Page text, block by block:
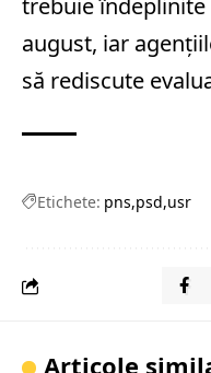
trebuie
august, iar
să rediscute
Etichete: pns psd usr
Articole